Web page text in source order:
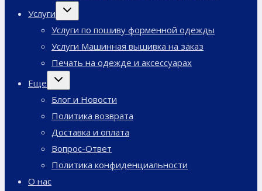
Услуги
Переключить
Услуги по пошиву форменной одежды
Услуги Машинная вышивка на заказ
Печать на одежде и аксессуарах
Еще
Переключить
Блог и Новости
Политика возврата
Доставка и оплата
Вопрос-Ответ
Политика конфиденциальности
О нас